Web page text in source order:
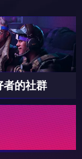
者的社群